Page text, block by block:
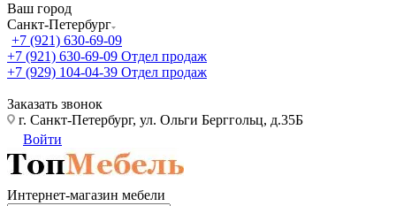
Ваш город
Санкт-Петербург
+7 (921) 630-69-09
+7 (921) 630-69-09 Отдел продаж
+7 (929) 104-04-39 Отдел продаж
Заказать звонок
г. Санкт-Петербург, ул. Ольги Берггольц, д.35Б
Войти
Интернет-магазин мебели